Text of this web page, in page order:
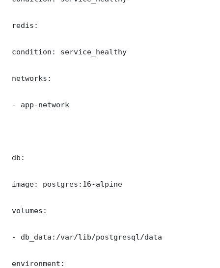
redis:
condition: service_healthy
networks:
- app-network
db:
image: postgres:16-alpine
volumes:
- db_data:/var/lib/postgresql/data
environment: